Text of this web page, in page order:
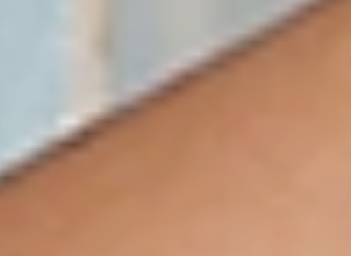
dubbelstimulering en helt ny mening.
På ett perfekt sätt har den inre
anatomin avbildats och gör att
SORAYA™ 2 passar för nästan alla
kvinnor.